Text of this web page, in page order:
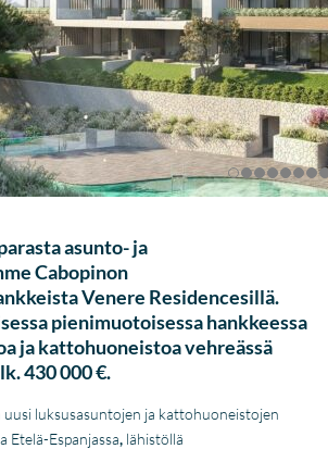
asunto- ja
Cabopinon
Venere Residencesillä.
pienimuotoisessa hankkeessa
ja kattohuoneistoa vehreässä
430 000 €.
uusi luksusasuntojen ja kattohuoneistojen
Etelä-Espanjassa, lähistöllä